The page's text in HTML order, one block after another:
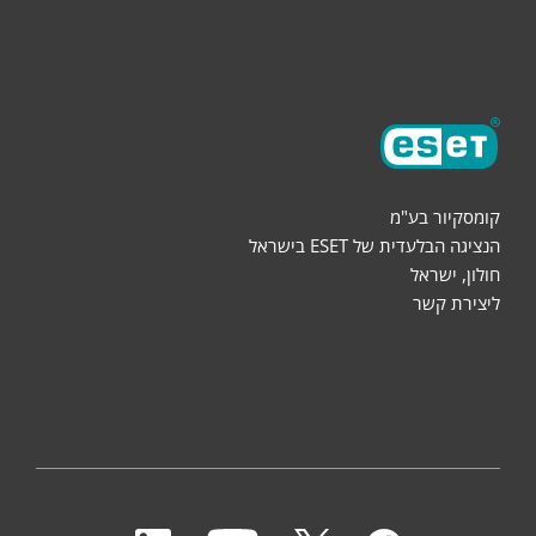
קומסקיור בע"מ
הנציגה הבלעדית של ESET בישראל
חולון, ישראל
ליצירת קשר